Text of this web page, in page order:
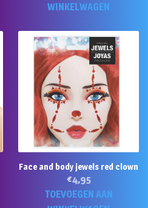
WINKELWAGEN
Face and body jewels red clown
€4,95
TOEVOEGEN AAN